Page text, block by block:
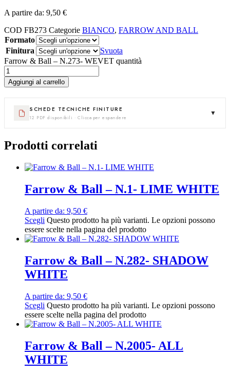
A partire da: 9,50 €
COD FB273 Categorie BIANCO, FARROW AND BALL
Formato
Finitura
Svuota
Farrow & Ball – N.273- WEVET quantità
Aggiungi al carrello
SCHEDE TECNICHE FINITURE
12 PDF disponibili · Clicca per espandere ▼
Prodotti correlati
Farrow & Ball – N.1- LIME WHITE
A partire da: 9,50 €
Scegli Questo prodotto ha più varianti. Le opzioni possono
essere scelte nella pagina del prodotto
Farrow & Ball – N.282- SHADOW
WHITE
A partire da: 9,50 €
Scegli Questo prodotto ha più varianti. Le opzioni possono
essere scelte nella pagina del prodotto
Farrow & Ball – N.2005- ALL
WHITE